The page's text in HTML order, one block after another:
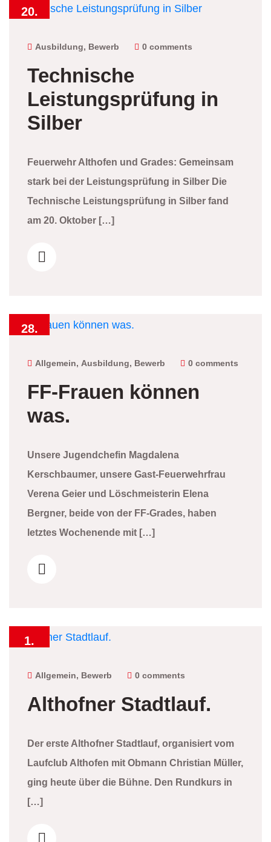
20.
Ausbildung, Bewerb 0 comments
Technische
Leistungsprüfung in
Silber
Feuerwehr Althofen und Grades: Gemeinsam
stark bei der Leistungsprüfung in Silber Die
Technische Leistungsprüfung in Silber fand
am 20. Oktober […]
28.
Allgemein, Ausbildung, Bewerb 0 comments
FF-Frauen können
was.
Unsere Jugendchefin Magdalena
Kerschbaumer, unsere Gast-Feuerwehrfrau
Verena Geier und Löschmeisterin Elena
Bergner, beide von der FF-Grades, haben
letztes Wochenende mit […]
1.
Allgemein, Bewerb 0 comments
Althofner Stadtlauf.
Der erste Althofner Stadtlauf, organisiert vom
Laufclub Althofen mit Obmann Christian Müller,
ging heute über die Bühne. Den Rundkurs in
[…]